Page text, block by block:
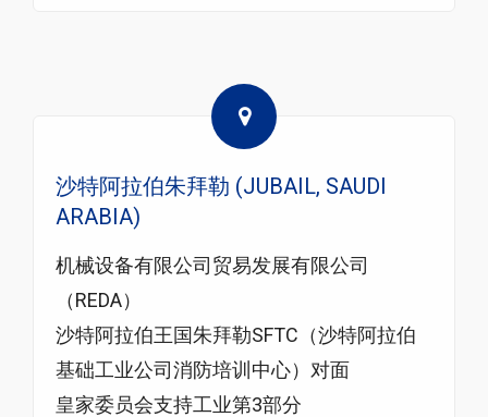
沙特阿拉伯朱拜勒 (JUBAIL, SAUDI
ARABIA)
机械设备有限公司贸易发展有限公司
（REDA）
沙特阿拉伯王国朱拜勒SFTC（沙特阿拉伯
基础工业公司消防培训中心）对面
皇家委员会支持工业第3部分